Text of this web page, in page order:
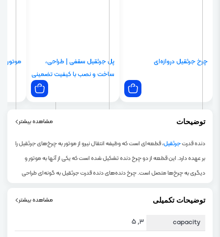
چرخ جرثقیل دروازه‌ای
پل جرثقیل سقفی | طراحی،
ساخت و نصب با کیفیت تضمینی
موتور
توضیحات مشاهده بیشتر
دنده قدرتجرثقیل، قطعه‌ای است که وظیفه انتقال نیرو از موتور به چرخ‌های جرثقیل را
بر عهده دارد. این قطعه از دو چرخ دنده تشکیل شده است که یکی از آنها به موتور و
دیگری به چرخ‌ها متصل است. چرخ دنده‌های دنده قدرت جرثقیل به گونه‌ای طراحی
می‌شود.
در انواع مختلف جرثقیل‌ها استفاده می‌شود و بسته به نوع جرثقیل، ممکن است از
انواع مختلفی از چرخ دنده‌ها در آن استفاده شود. به عنوان مثال، درجرثقیل‌ سقفی
توضیحات تکمیلی مشاهده بیشتر
capacity
3, 5